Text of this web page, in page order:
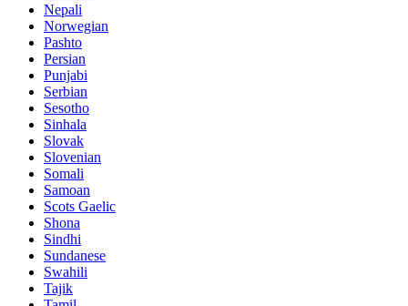
Nepali
Norwegian
Pashto
Persian
Punjabi
Serbian
Sesotho
Sinhala
Slovak
Slovenian
Somali
Samoan
Scots Gaelic
Shona
Sindhi
Sundanese
Swahili
Tajik